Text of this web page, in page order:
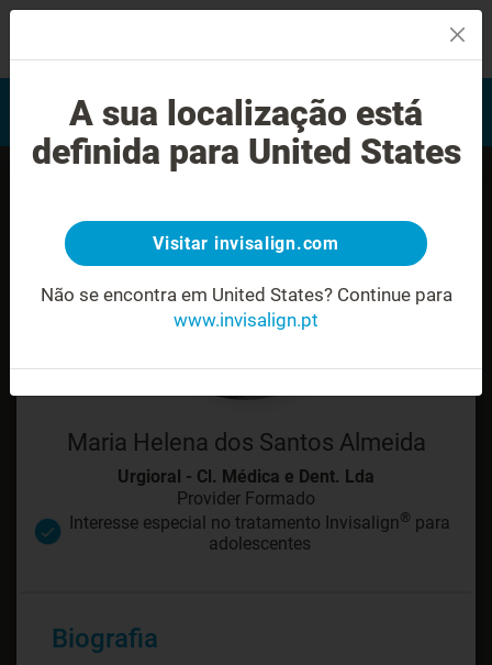
Avaliação do sorriso
Encontrar um Invisalign
provider
Maria Helena dos Santos Almeida
Urgioral - Cl. Médica e Dent. Lda
Provider Formado
Interesse especial no tratamento Invisalign® para
adolescentes
Biografia
A sua localização está
definida para United States
Visitar invisalign.com
Não se encontra em United States? Continue para
www.invisalign.pt